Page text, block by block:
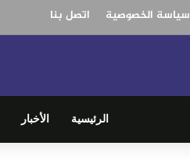
سياسة الخصوصية اتصل بنا
الرئيسية الأخبار